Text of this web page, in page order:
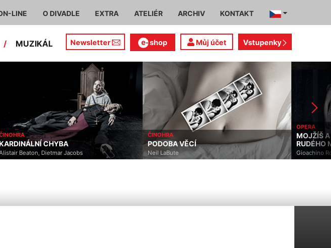
LINE O DIVADLE EXTRA ATELIÉR ARCHIV KONTAKT
/ MUZIKÁL Newsletter shop Můj účet Vstupenky
CHYBA
Jacobs
ČINOHRA
PODOBA VĚCÍ
Neil LaBute
MOJŽÍŠ A FARAON
RUDÉHO MOŘE
Gioachino Rossini